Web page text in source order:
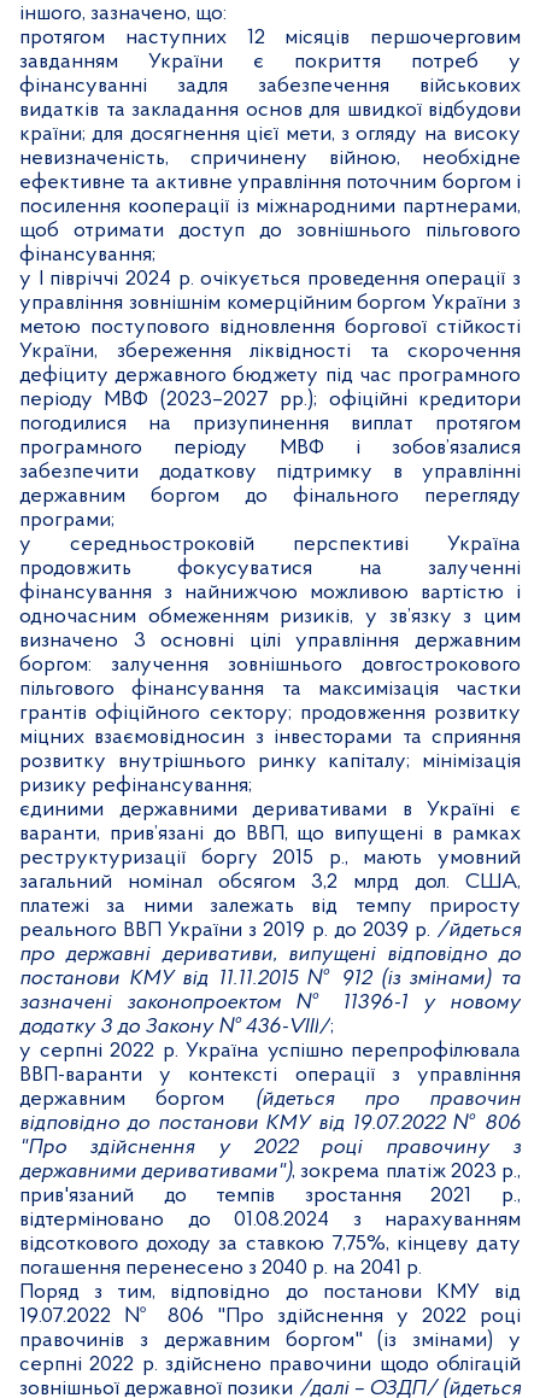
іншого, зазначено, що:
протягом наступних 12 місяців першочерговим
завданням України є покриття потреб у
фінансуванні задля забезпечення військових
видатків та закладання основ для швидкої відбудови
країни; для досягнення цієї мети, з огляду на високу
невизначеність, спричинену війною, необхідне
ефективне та активне управління поточним боргом і
посилення кооперації із міжнародними партнерами,
щоб отримати доступ до зовнішнього пільгового
фінансування;
у І півріччі 2024 р. очікується проведення операції з
управління зовнішнім комерційним боргом України з
метою поступового відновлення боргової стійкості
України, збереження ліквідності та скорочення
дефіциту державного бюджету під час програмного
періоду МВФ (2023–2027 рр.); офіційні кредитори
погодилися на призупинення виплат протягом
програмного періоду МВФ і зобов’язалися
забезпечити додаткову підтримку в управлінні
державним боргом до фінального перегляду
програми;
у середньостроковій перспективі Україна
продовжить фокусуватися на залученні
фінансування з найнижчою можливою вартістю і
одночасним обмеженням ризиків, у зв’язку з цим
визначено 3 основні цілі управління державним
боргом: залучення зовнішнього довгострокового
пільгового фінансування та максимізація частки
грантів офіційного сектору; продовження розвитку
міцних взаємовідносин з інвесторами та сприяння
розвитку внутрішнього ринку капіталу; мінімізація
ризику рефінансування;
єдиними державними деривативами в Україні є
варанти, прив’язані до ВВП, що випущені в рамках
реструктуризації боргу 2015 р., мають умовний
загальний номінал обсягом 3,2 млрд дол. США,
платежі за ними залежать від темпу приросту
реального ВВП України з 2019 р. до 2039 р. /йдеться
про державні деривативи, випущені відповідно до
постанови КМУ від 11.11.2015 № 912 (із змінами) та
зазначені законопроектом № 11396-1 у новому
додатку 3 до Закону № 436-VIII/;
у серпні 2022 р. Україна успішно перепрофілювала
ВВП-варанти у контексті операції з управління
державним боргом (йдеться про правочин
відповідно до постанови КМУ від 19.07.2022 № 806
"Про здійснення у 2022 році правочину з
державними деривативами"), зокрема платіж 2023 р.,
прив'язаний до темпів зростання 2021 р.,
відтерміновано до 01.08.2024 з нарахуванням
відсоткового доходу за ставкою 7,75%, кінцеву дату
погашення перенесено з 2040 р. на 2041 р.
Поряд з тим, відповідно до постанови КМУ від
19.07.2022 № 806 "Про здійснення у 2022 році
правочинів з державним боргом" (із змінами) у
серпні 2022 р. здійснено правочини щодо облігацій
зовнішньої державної позики /далі – ОЗДП/ (йдеться